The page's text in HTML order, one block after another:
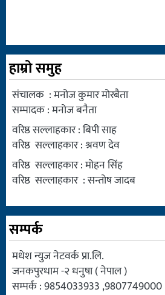
हाम्रो समुह
संचालक : मनोज कुमार मोरबैता
सम्पादक : मनोज बनैता
वरिष्ठ सल्लाहकार : बिपी साह
वरिष्ठ सल्लाहकार : श्रवण देव
वरिष्ठ सल्लाहकार : मोहन सिंह
वरिष्ठ सल्लाहकार : सन्तोष जादब
सम्पर्क
मधेश न्युज नेटवर्क प्रा.लि.
जनकपुरधाम -२ धनुषा ( नेपाल )
सम्पर्क : 9854033933 ,9807749000